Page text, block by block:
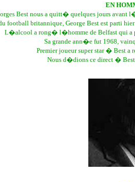
EN
Best nous a quitt� quelques jours
football britannique, George Best est parti
L�alcool a rong� l�homme de Belfast qui a
Sa grande ann�e fut 1968,
Premier joueur super star � Best
Nous d�dions ce direct �